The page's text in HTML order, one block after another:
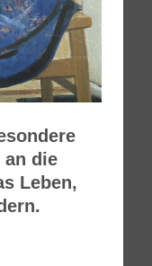
an die
Leben,